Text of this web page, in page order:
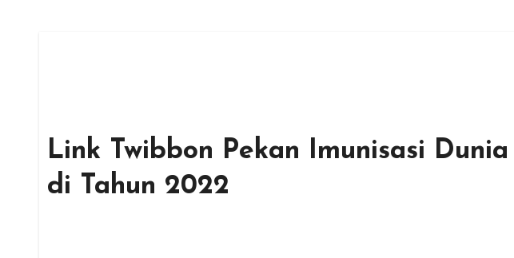
Link Twibbon Pekan Imunisasi Dunia
di Tahun 2022